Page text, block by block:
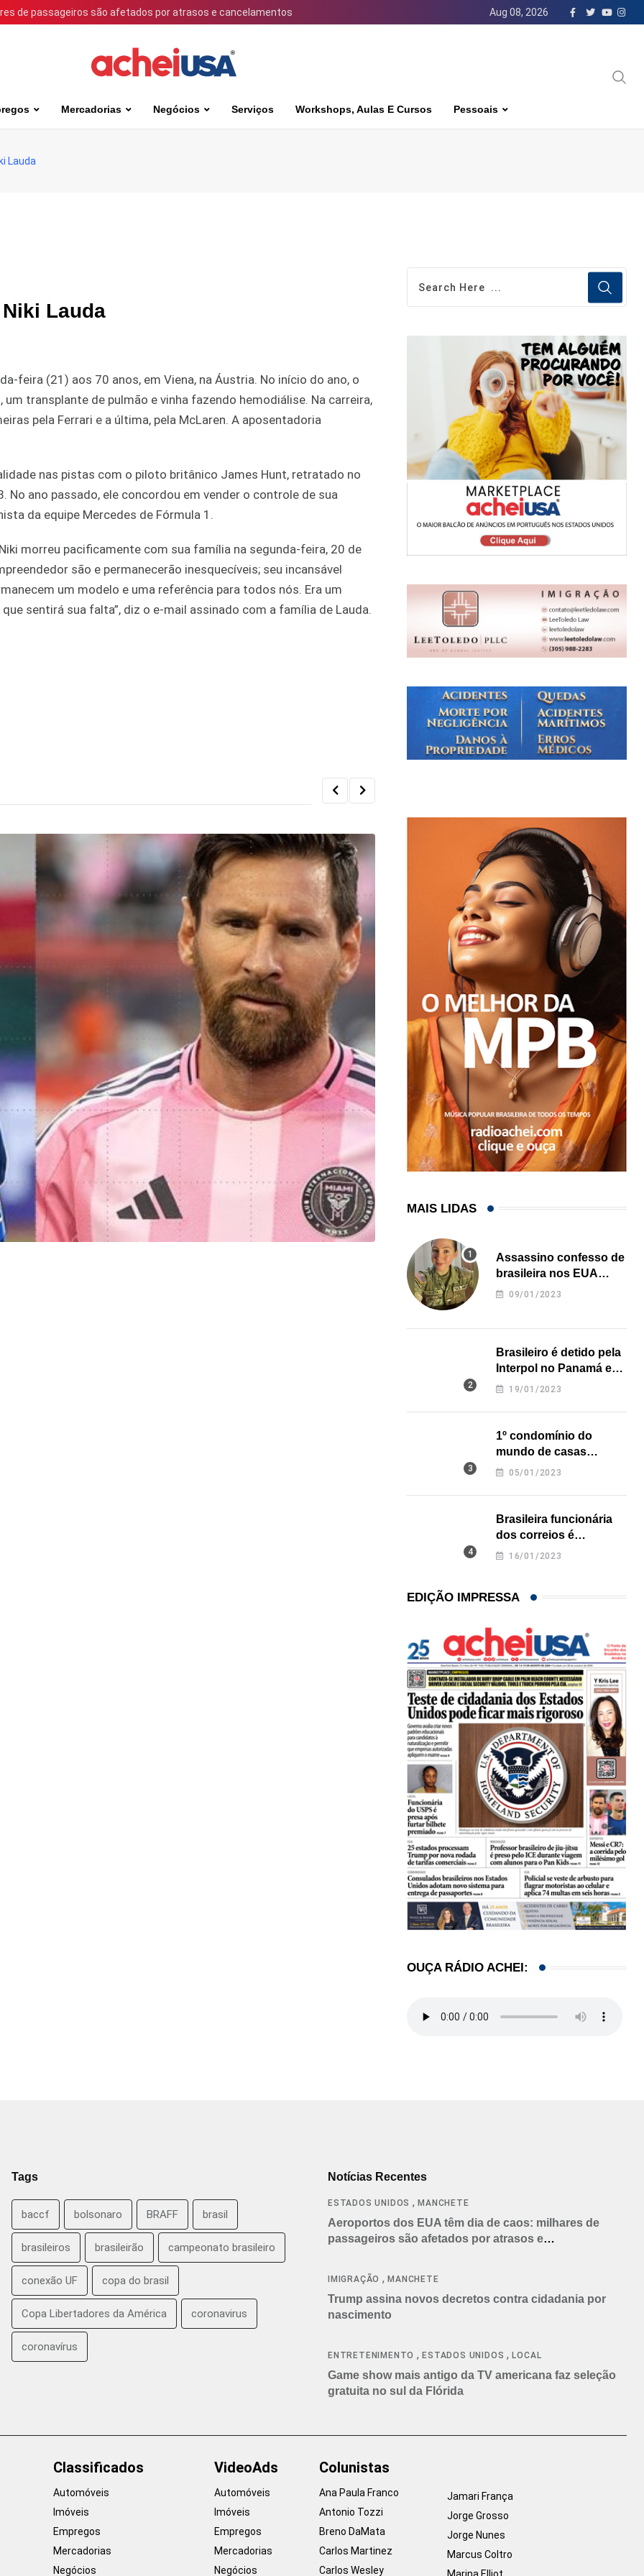
de passageiros são afetados por atrasos e cancelamentos Aug 08, 2026
Mercadorias Negócios Serviços Workshops, Aulas E Cursos Pessoais
Lauda
Lauda
feira (21) aos 70 anos, em Viena, na Áustria. No início do ano, o
transplante de pulmão e vinha fazendo hemodiálise. Na carreira,
pela Ferrari e a última, pela McLaren. A aposentadoria
nas pistas com o piloto britânico James Hunt, retratado no
No ano passado, ele concordou em vender o controle de sua
da equipe Mercedes de Fórmula 1.
morreu pacificamente com sua família na segunda-feira, 20 de
são e permanecerão inesquecíveis; seu incansável
um modelo e uma referência para todos nós. Era um
sentirá sua falta”, diz o e-mail assinado com a família de Lauda.
CARLOS WESLEY,ESPORTES
Casemiro fará seu primeiro jogo na Flórida
MAIS LIDAS
Assassino confesso de
brasileira nos EUA
revela onde deixou o
09/01/2023
Brasileiro é detido pela
Interpol no Panamá e
pode pegar prisão
19/01/2023
1º condomínio do
mundo de casas
impressas em 3D é
05/01/2023
Brasileira funcionária
dos correios é
assassinada a facadas
16/01/2023
EDIÇÃO IMPRESSA
OUÇA RÁDIO ACHEI:
Tags
baccf bolsonaro BRAFF brasil
brasileiros brasileirão campeonato brasileiro
conexão UF copa do brasil
Copa Libertadores da América coronavirus
coronavírus
Notícias Recentes
ESTADOS UNIDOS ,MANCHETE
Aeroportos dos EUA têm dia de caos: milhares de
passageiros são afetados por atrasos e
IMIGRAÇÃO ,MANCHETE
Trump assina novos decretos contra cidadania por
nascimento
ENTRETENIMENTO ,ESTADOS UNIDOS ,LOCAL
Game show mais antigo da TV americana faz seleção
gratuita no sul da Flórida
Classificados
Automóveis
Imóveis
Empregos
Mercadorias
Negócios
VideoAds
Automóveis
Imóveis
Empregos
Mercadorias
Negócios
Colunistas
Ana Paula Franco
Antonio Tozzi
Breno DaMata
Carlos Martinez
Carlos Wesley
Jamari França
Jorge Grosso
Jorge Nunes
Marcus Coltro